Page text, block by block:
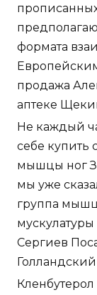
формата
продажа
аптеке
Не каждый
себе
мышцы ног
мы уже
группа
Сергиев